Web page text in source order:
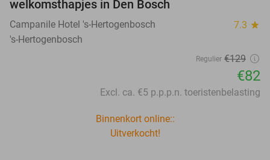
welkomsthapjes in Den Bosch
Campanile Hotel 's-Hertogenbosch 7.3 star
's-Hertogenbosch
Regulier €129
€82
Excl. ca. €5 p.p.p.n. toeristenbelasting
Binnenkort online::
Uitverkocht!